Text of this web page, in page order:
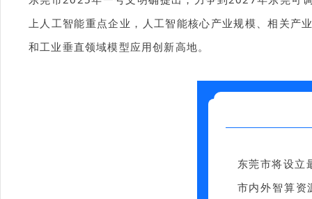
上人工智能重点企业，人工智能核心产业规模、相关
和工业垂直领域模型应用创新高地。
东莞市将设立
市内外智算资